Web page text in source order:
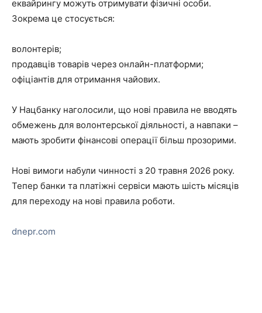
еквайрингу можуть отримувати фізичні особи.
Зокрема це стосується:
волонтерів;
продавців товарів через онлайн-платформи;
офіціантів для отримання чайових.
У Нацбанку наголосили, що нові правила не вводять
обмежень для волонтерської діяльності, а навпаки –
мають зробити фінансові операції більш прозорими.
Нові вимоги набули чинності з 20 травня 2026 року.
Тепер банки та платіжні сервіси мають шість місяців
для переходу на нові правила роботи.
dnepr.com